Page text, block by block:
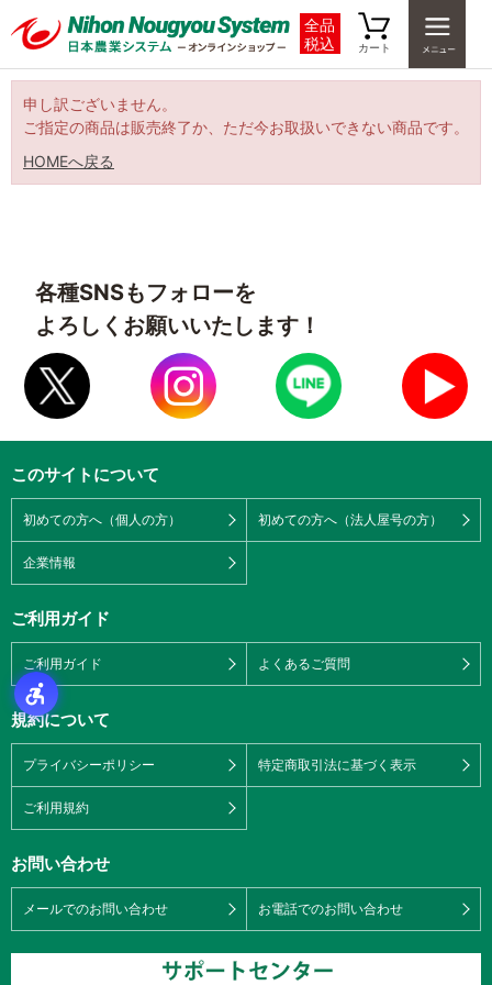
全品
税込
カート
申し訳ございません。
ご指定の商品は販売終了か、ただ今お取扱いできない商品です。
HOMEへ戻る
各種SNSもフォローを
よろしくお願いいたします！
このサイトについて
初めての方へ（個人の方） 初めての方へ（法人屋号の方）
企業情報
ご利用ガイド
ご利用ガイド よくあるご質問
規約について
プライバシーポリシー 特定商取引法に基づく表示
ご利用規約
お問い合わせ
メールでのお問い合わせ お電話でのお問い合わせ